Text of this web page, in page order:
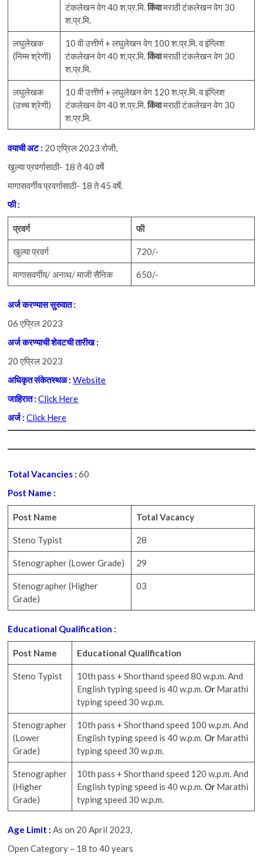
टंकलेखन वेग 40 श.प्र.मि.किंवामराठी टंकलेखन वेग 30
श.प्र.मि.
लघुलेखक
(निम्म श्रेणी)
10 वी उत्तीर्ण + लघुलेखन वेग 100 श.प्र.मि. व इंग्लिश
टंकलेखन वेग 40 श.प्र.मि.किंवामराठी टंकलेखन वेग 30
श.प्र.मि.
लघुलेखक
(उच्च श्रेणी)
10 वी उत्तीर्ण + लघुलेखन वेग 120 श.प्र.मि. व इंग्लिश
टंकलेखन वेग 40 श.प्र.मि.किंवामराठी टंकलेखन वेग 30
श.प्र.मि.
वयाची अट : 20 एप्रिल 2023 रोजी,
खुल्या प्रवर्गासाठी- 18 ते 40 वर्षे
मागासवर्गीय प्रवर्गासाठी- 18 ते 45 वर्षे.
फी :
प्रवर्ग फी
खुल्या प्रवर्ग 720/-
मागासवर्गीय/ अनाथ/ माजी सैनिक 650/-
अर्ज करण्यास सुरुवात :
06 एप्रिल 2023
अर्ज करण्याची शेवटची तारीख :
20 एप्रिल 2023
अधिकृत संकेतस्थळ :Website
जाहिरात :Click Here
अर्ज :Click Here
Total Vacancies : 60
Post Name :
Post Name Total Vacancy
Steno Typist 28
Stenographer (Lower Grade) 29
Stenographer (Higher
Grade)
03
Educational Qualification :
Post Name Educational Qualification
Steno Typist
10th pass + Shorthand speed 80 w.p.m. And
English typing speed is 40 w.p.m. Or Marathi
typing speed 30 w.p.m.
Stenographer
(Lower
Grade)
10th pass + Shorthand speed 100 w.p.m. And
English typing speed is 40 w.p.m. Or Marathi
typing speed 30 w.p.m.
Stenographer
(Higher
Grade)
10th pass + Shorthand speed 120 w.p.m. And
English typing speed is 40 w.p.m. Or Marathi
typing speed 30 w.p.m.
Age Limit : As on 20 April 2023,
Open Category – 18 to 40 years